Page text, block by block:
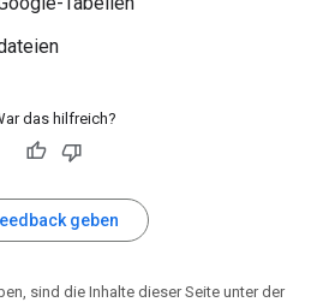
das hilfreich?
geben
sind die Inhalte dieser Seite unter der